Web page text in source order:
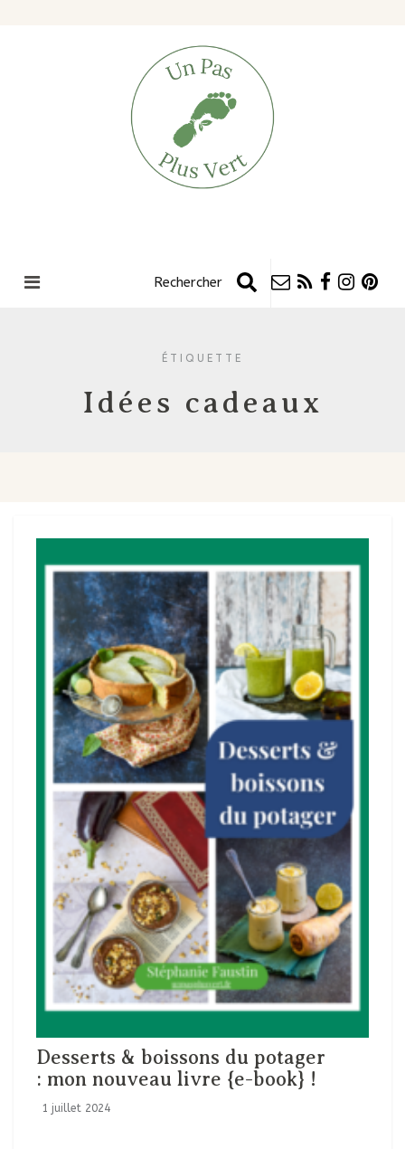
ÉTIQUETTE
Idées cadeaux
Desserts & boissons du potager
: mon nouveau livre {e-book} !
1 juillet 2024